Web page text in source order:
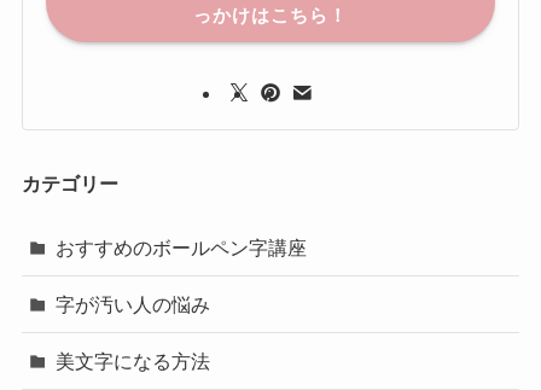
っかけはこちら！
カテゴリー
おすすめのボールペン字講座
字が汚い人の悩み
美文字になる方法